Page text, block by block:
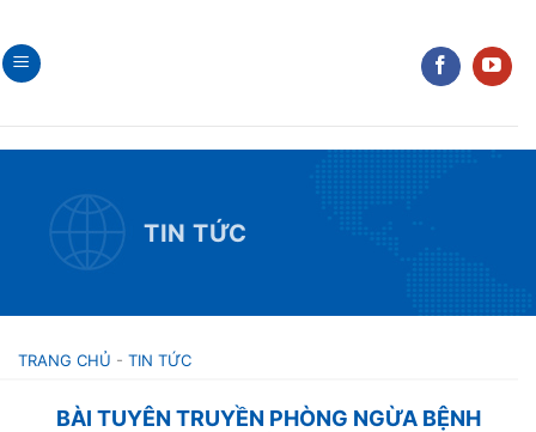
to
content
TIN TỨC
TRANG CHỦ - TIN TỨC
BÀI TUYÊN TRUYỀN PHÒNG NGỪA BỆNH